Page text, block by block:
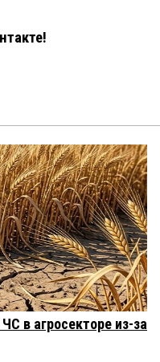
в агросекторе из-за